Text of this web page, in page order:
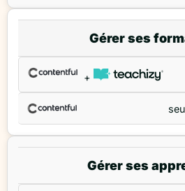
Gérer ses
+
Gérer ses